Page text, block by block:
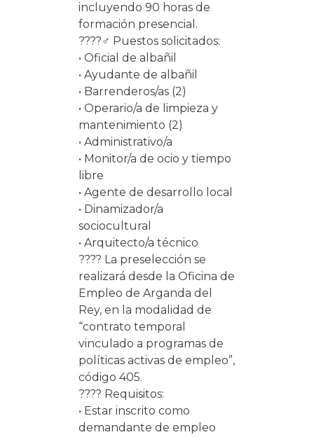
incluyendo 90 horas de
formación presencial.
????‍♂️ Puestos solicitados:
• Oficial de albañil
• Ayudante de albañil
• Barrenderos/as (2)
• Operario/a de limpieza y
mantenimiento (2)
• Administrativo/a
• Monitor/a de ocio y tiempo
libre
• Agente de desarrollo local
• Dinamizador/a
sociocultural
• Arquitecto/a técnico
???? La preselección se
realizará desde la Oficina de
Empleo de Arganda del
Rey, en la modalidad de
“contrato temporal
vinculado a programas de
políticas activas de empleo”,
código 405.
???? Requisitos:
• Estar inscrito como
demandante de empleo